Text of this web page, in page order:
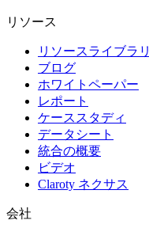
リソース
リソースライブラリ
ブログ
ホワイトペーパー
レポート
ケーススタディ
データシート
統合の概要
ビデオ
Claroty ネクサス
会社